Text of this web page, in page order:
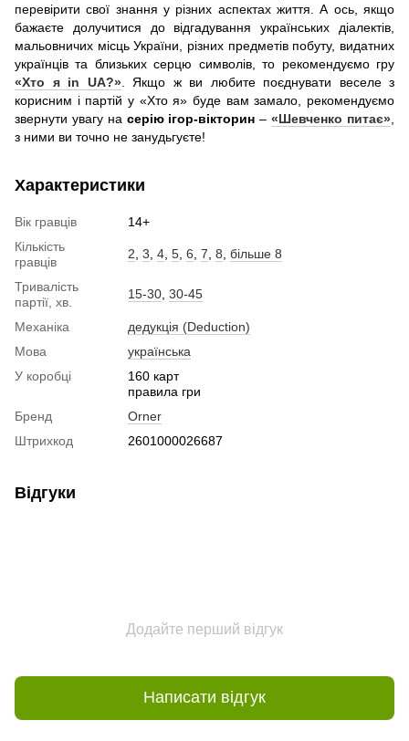
перевірити свої знання у різних аспектах життя. А ось, якщо
бажаєте долучитися до відгадування українських діалектів,
мальовничих місць України, різних предметів побуту, видатних
українців та близьких серцю символів, то рекомендуємо гру
«Хто я in UA?». Якщо ж ви любите поєднувати веселе з
корисним і партій у «Хто я» буде вам замало, рекомендуємо
звернути увагу на серію ігор-вікторин –«Шевченко питає»
з ними ви точно не занудьгуєте!
Характеристики
Вік гравців
14+
Кількість
гравців
2 3 4 5 6 7 8 більше 8
Тривалість
партії, хв.
15-30 30-45
Механіка
дедукція (Deduction)
Мова
українська
У коробці
160 карт
правила гри
Бренд
Orner
Штрихкод
2601000026687
Відгуки
Додайте перший відгук
Написати відгук